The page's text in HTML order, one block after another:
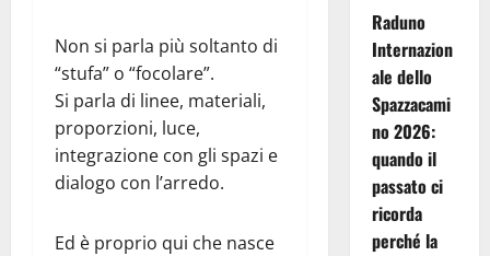
Non si parla più soltanto di
“stufa” o “focolare”.
Si parla di linee, materiali,
proporzioni, luce,
integrazione con gli spazi e
dialogo con l’arredo.
Ed è proprio qui che nasce
Raduno
Internazion
ale dello
Spazzacami
no 2026:
quando il
passato ci
ricorda
perché la